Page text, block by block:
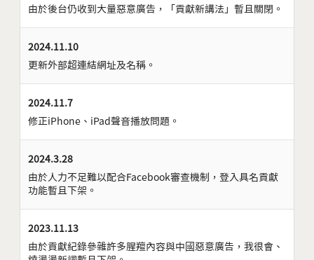
由於後台仍收到大量惡意廣告，「貢獻新講法」暫且關閉。
2024.11.10
更新外部超連結網址及名稱。
2024.11.7
修正iPhone、iPad聲音播放問題。
2024.3.28
由於人力不足難以配合Facebook審查機制，登入具名貢獻
功能暫且下架。
2023.11.13
由於貢獻紀錄參雜許多腥羶內容與中國惡意廣告，我很會、